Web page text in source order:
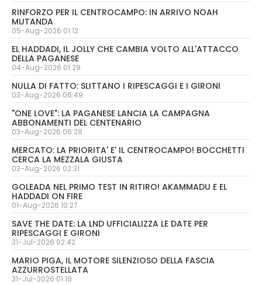
RINFORZO PER IL CENTROCAMPO: IN ARRIVO NOAH
MUTANDA
05-Aug-2026 01:12
EL HADDADI, IL JOLLY CHE CAMBIA VOLTO ALL'ATTACCO
DELLA PAGANESE
04-Aug-2026 01:29
NULLA DI FATTO: SLITTANO I RIPESCAGGI E I GIRONI
03-Aug-2026 06:49
"ONE LOVE": LA PAGANESE LANCIA LA CAMPAGNA
ABBONAMENTI DEL CENTENARIO
03-Aug-2026 06:28
MERCATO: LA PRIORITA' E' IL CENTROCAMPO! BOCCHETTI
CERCA LA MEZZALA GIUSTA
03-Aug-2026 02:31
GOLEADA NEL PRIMO TEST IN RITIRO! AKAMMADU E EL
HADDADI ON FIRE
01-Aug-2026 10:27
SAVE THE DATE: LA LND UFFICIALIZZA LE DATE PER
RIPESCAGGI E GIRONI
31-Jul-2026 02:42
MARIO PIGA, IL MOTORE SILENZIOSO DELLA FASCIA
AZZURROSTELLATA
31-Jul-2026 01:18